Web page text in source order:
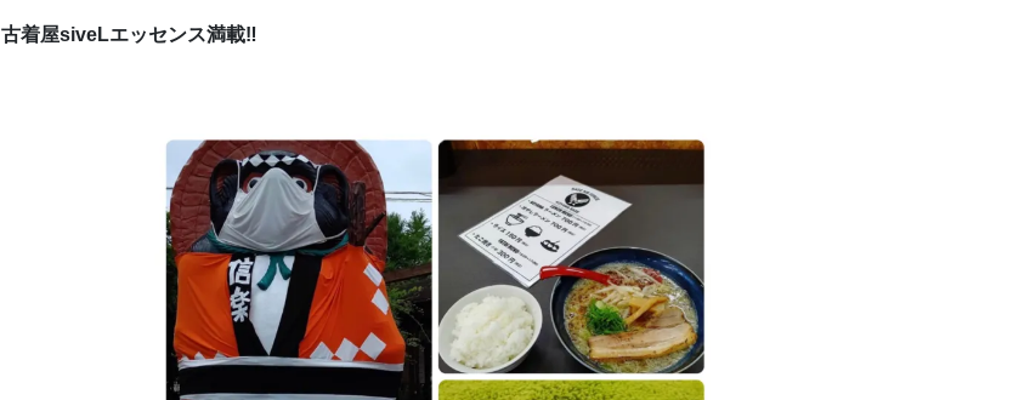
古着屋siveLエッセンス満載‼︎